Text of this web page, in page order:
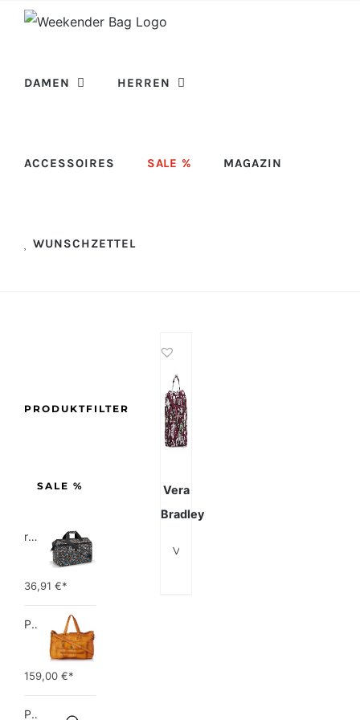
Skip
DAMEN HERREN
ACCESSOIRES SALE % MAGAZIN
WUNSCHZETTEL
Vera
Bradley
Vera Bradley Signature Damen-Reisetasche, Baumwolle, kompakt
PRODUKTFILTER
SALE %
reisenthel allrounder L pocket  Vielseitige Doktortasche für Reise, Arbeit und Freizeit  Mit praktischer Trolley…
36,91 €*
PIECES TOTALLY ROYAL LEATHER TRAVEL BAG 17055349 Damen Umhängetaschen ,1 Groesse (51 x 33 x 14,5 cm)
159,00 €*
Picard Unisex-Erwachsene Buddy Gepäck- Handgepäck